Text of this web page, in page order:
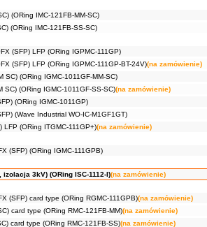
(ORing IMC-121FB-MM-SC)
(ORing IMC-121FB-SS-SC)
(SFP) LFP (ORing IGPMC-111GP)
(SFP) LFP (ORing IGPMC-111GP-BT-24V)(na zamówienie)
(ORing IGMC-1011GF-MM-SC)
(ORing IGMC-1011GF-SS-SC)(na zamówienie)
(ORing IGMC-1011GP)
(Wave Industrial WO-IC-M1GF1GT)
(ORing ITGMC-111GP+)(na zamówienie)
(SFP) (ORing IGMC-111GPB)
3kV) (ORing ISC-1112-I)(na zamówienie)
(SFP) card type (ORing RGMC-111GPB)(na zamówienie)
card type (ORing RMC-121FB-MM)(na zamówienie)
card type (ORing RMC-121FB-SS)(na zamówienie)